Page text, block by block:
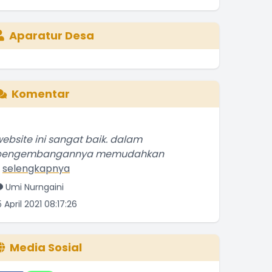
Aparatur Desa
Komentar
memudahkan
selengkapnya
Umi Nurngaini
April 2021 08:17:26
Media Sosial